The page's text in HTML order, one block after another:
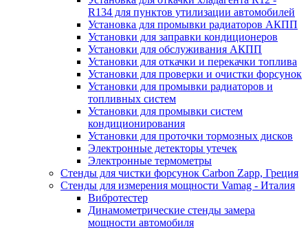
R134 для пунктов утилизации автомобилей
Установка для промывки радиаторов АКПП
Установки для заправки кондиционеров
Установки для обслуживания АКПП
Установки для откачки и перекачки топлива
Установки для проверки и очистки форсунок
Установки для промывки радиаторов и
топливных систем
Установки для промывки систем
кондиционирования
Установки для проточки тормозных дисков
Электронные детекторы утечек
Электронные термометры
Стенды для чистки форсунок Carbon Zapp, Греция
Стенды для измерения мощности Vamag - Италия
Вибротестер
Динамометрические стенды замера
мощности автомобиля